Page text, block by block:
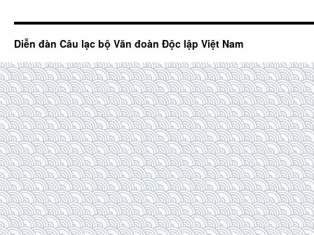
Diễn đàn Câu lạc bộ Văn đoàn Độc lập Việt Nam